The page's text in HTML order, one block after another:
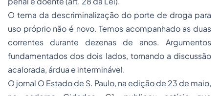
O tema da descriminalização do porte de droga para
uso próprio não é novo. Temos acompanhado as duas
correntes durante dezenas de anos. Argumentos
fundamentados dos dois lados, tornando a discussão
acalorada, árdua e interminável.
O jornal O Estado de S. Paulo, na edição de 23 de maio,